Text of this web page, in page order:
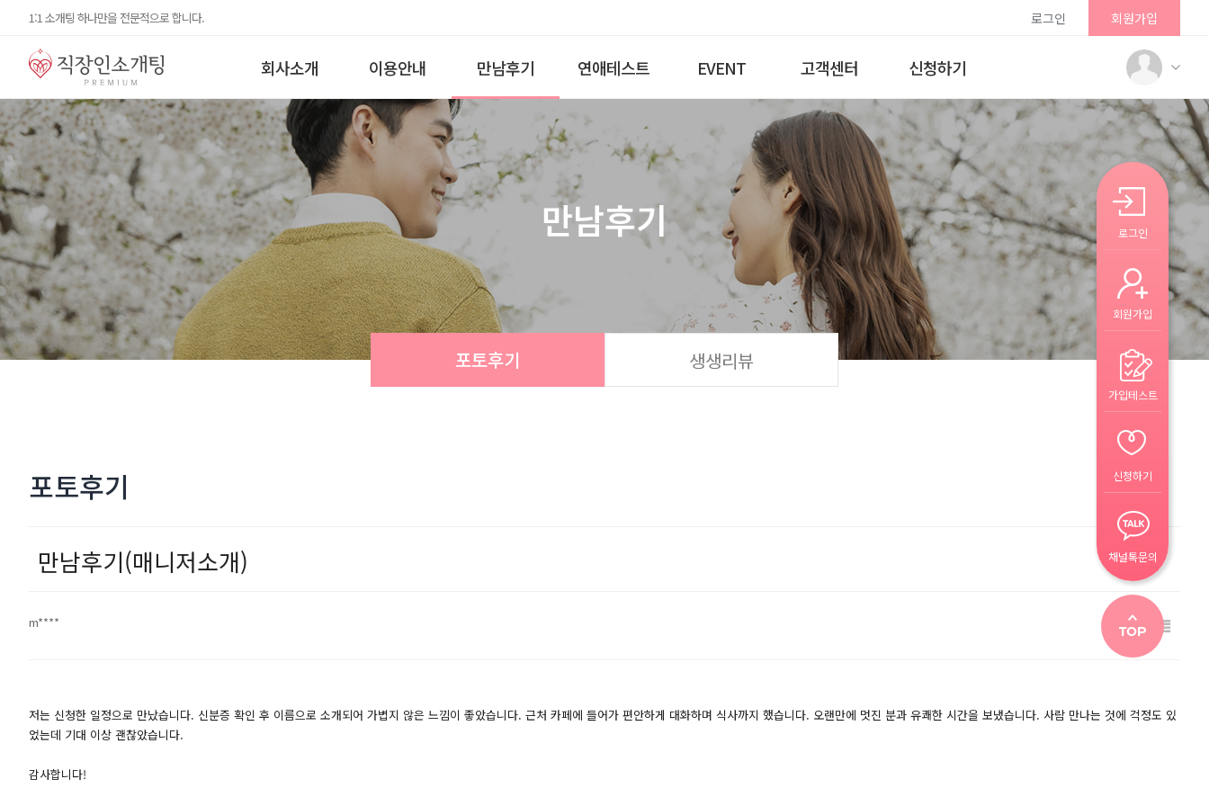
1:1 소개팅 하나만을 전문적으로 합니다. 로그인 회원가입
회사소개 이용안내 만남후기 연애테스트 EVENT 고객센터 신청하기
만남후기
포토후기 생생리뷰
포토후기
만남후기(매니저소개)
m****
저는 신청한 일정으로 만났습니다. 신분증 확인 후 이름으로 소개되어 가볍지 않은 느낌이 좋았습니다. 근처 카페에 들어가 편안하게 대화하며 식사까지 했습니다. 오랜만에 멋진 분과 유쾌한 시간을 보냈습니다. 사람 만나는 것에 걱정도 있
었는데 기대 이상 괜찮았습니다.
감사합니다!
로그인
회원가입
가입테스트
신청하기
채널톡문의